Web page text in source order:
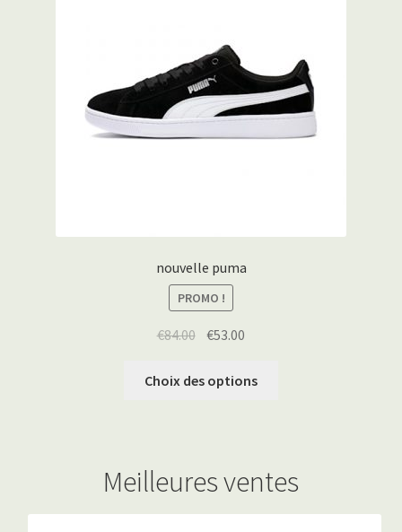
nouvelle puma
PROMO !
€84.00 €53.00
Choix des options
Meilleures ventes